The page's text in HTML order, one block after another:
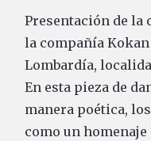
Presentación de la
la compañía Kokan
Lombardía,
En esta pieza de
manera poética,
como un